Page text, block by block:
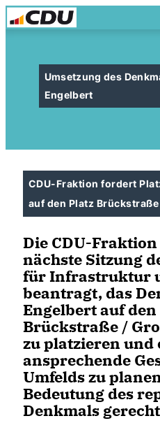
Umsetzung des
Engelbert
CDU-Fraktion fordert
auf den Platz
Die CDU-
nächste Sitzung
für Infrastruktur
beantragt, das
Engelbert auf den
Brückstraße /
zu platzieren und
ansprechende
Umfelds zu
Bedeutung des
Denkmals